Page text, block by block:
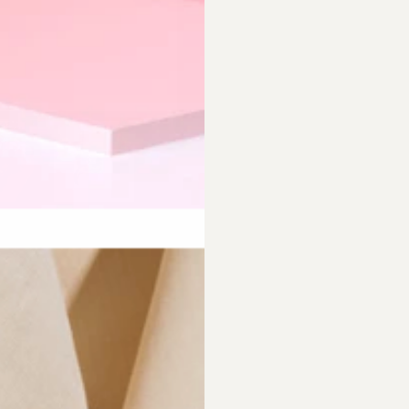
Asked